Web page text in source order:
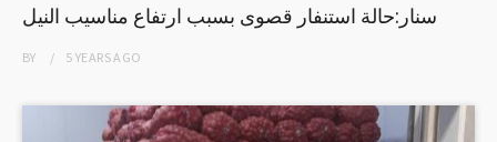
سنار:حالة استنفار قصوى بسبب ارتفاع مناسيب النيل
BY 5 YEARSAGO